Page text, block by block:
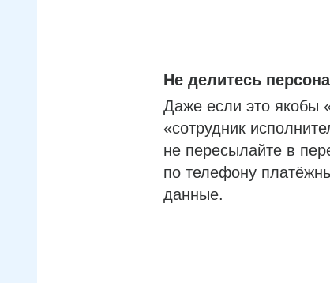
Не делитесь
Даже если это якобы
«сотрудник
не пересылайте в
по телефону
данные.